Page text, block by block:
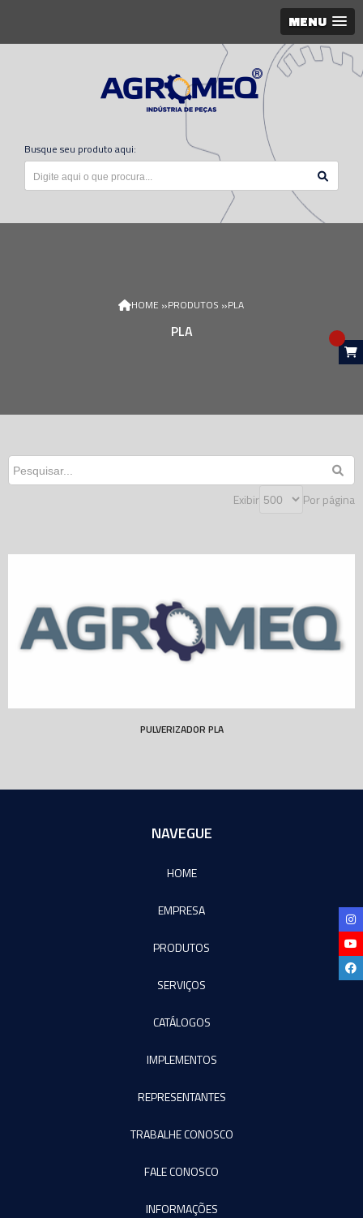
MENU
Busque seu produto aqui:
HOME »PRODUTOS »PLA
PLA
Exibir Por página
PULVERIZADOR PLA
NAVEGUE
HOME
EMPRESA
PRODUTOS
SERVIÇOS
CATÁLOGOS
IMPLEMENTOS
REPRESENTANTES
TRABALHE CONOSCO
FALE CONOSCO
INFORMAÇÕES